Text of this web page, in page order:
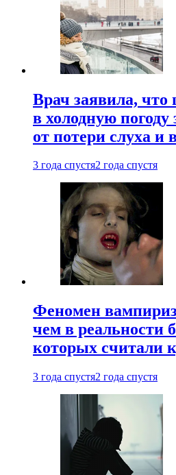
Врач заявила, что
в холодную
от потери слуха и
3 года спустя2 года спустя
Феномен
чем в реальности
которых считали
3 года спустя2 года спустя